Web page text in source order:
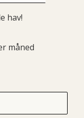
hav!
måned